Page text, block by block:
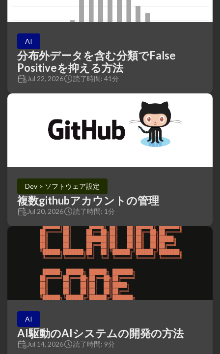
AI
分布外データを含む分類でFalse
Positiveを抑える方法
Jul 22, 2026 読了時間: 41分
Dev > ソフトウェア設定
複数githubアカウントの管理
Jul 20, 2026 読了時間: 1分
AI
AI駆動のAIシステムの開発の方法
Jul 14, 2026 読了時間: 9分